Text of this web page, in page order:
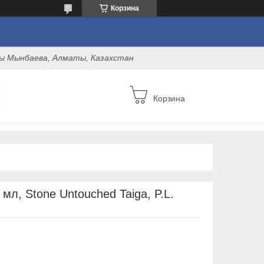
Корзина
Мынбаева, Алматы, Казахстан
Корзина
Stone Untouched Taiga, P.L.